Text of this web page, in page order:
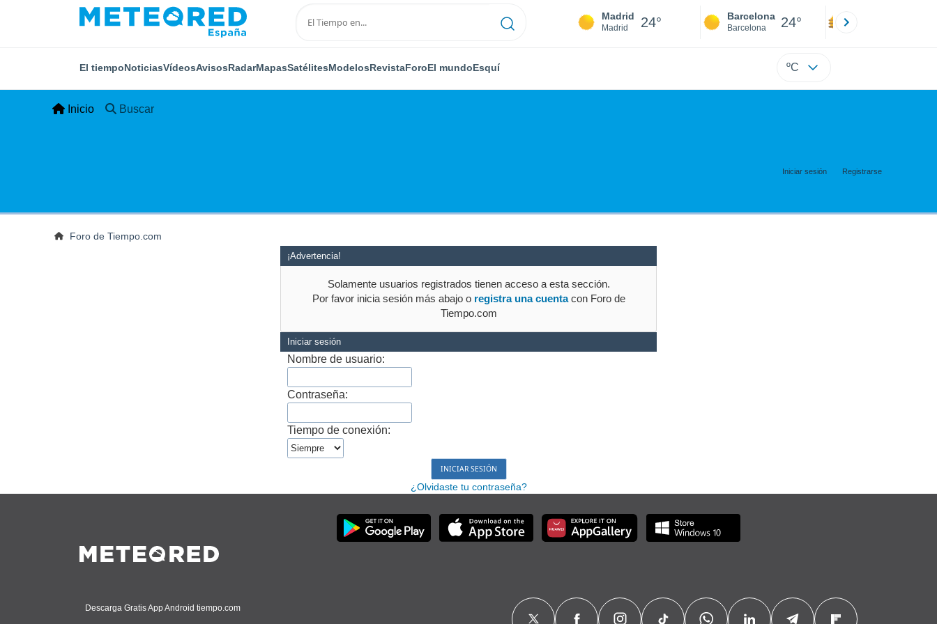
Madrid
Madrid 24° Barcelona
Barcelona 24°
El tiempoNoticiasVídeosAvisosRadarMapasSatélitesModelosRevistaForoEl mundoEsquí ºC
Inicio Buscar
Iniciar sesión Registrarse
Foro de Tiempo.com
¡Advertencia!
Solamente usuarios registrados tienen acceso a esta sección.
Por favor inicia sesión más abajo o registra una cuentacon Foro de
Tiempo.com
Iniciar sesión
Nombre de usuario:
Contraseña:
Tiempo de conexión:
¿Olvidaste tu contraseña?
Descarga Gratis App Android tiempo.com